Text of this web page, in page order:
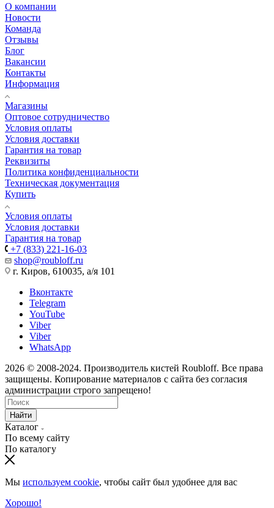
О компании
Новости
Команда
Отзывы
Блог
Вакансии
Контакты
Информация
Магазины
Оптовое сотрудничество
Условия оплаты
Условия доставки
Гарантия на товар
Реквизиты
Политика конфиденциальности
Техническая документация
Купить
Условия оплаты
Условия доставки
Гарантия на товар
+7 (833) 221-16-03
shop@roubloff.ru
г. Киров, 610035, а/я 101
Вконтакте
Telegram
YouTube
Viber
Viber
WhatsApp
2026 © 2008-2024. Производитель кистей Roubloff. Все права
защищены. Копирование материалов с сайта без согласия
администрации строго запрещено!
Найти
Каталог
По всему сайту
По каталогу
Мы используем cookie, чтобы сайт был удобнее для вас
Хорошо!